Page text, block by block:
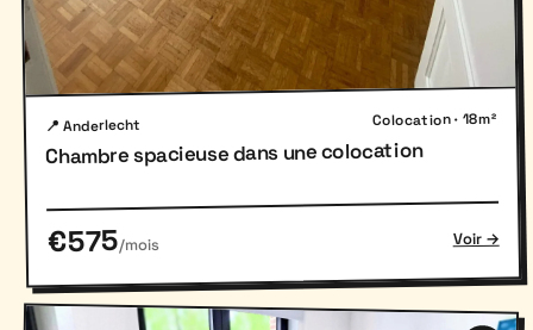
📍 Anderlecht Colocation · 18m²
Chambre spacieuse dans une colocation
€575/mois Voir →